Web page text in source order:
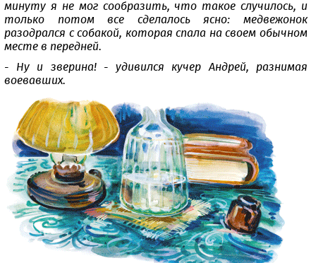
минуту я не мог сообразить, что такое случилось, и
только потом все сделалось ясно: медвежонок
разодрался с собакой, которая спала на своем обычном
месте в передней.
- Ну и зверина! - удивился кучер Андрей, разнимая
воевавших.